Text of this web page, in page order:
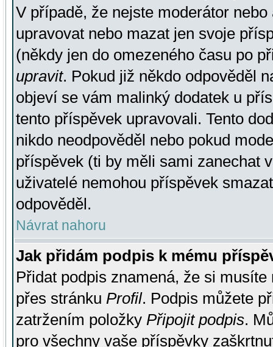
V případě, že nejste moderátor
upravovat nebo mazat jen svoje
(někdy jen do omezeného času po
upravit. Pokud již někdo odpověděl
objeví se vám malinký dodatek u
tento příspěvek upravovali. Tento
nikdo neodpověděl nebo pokud
příspěvek (ti by měli sami zanechat
uživatelé nemohou příspěvek
odpověděl.
Návrat nahoru
Jak přidám podpis k mému
Přidat podpis znamená, že si
přes stránku Profil. Podpis můžete
zatržením položky Připojit podpis.
pro všechny vaše příspěvky